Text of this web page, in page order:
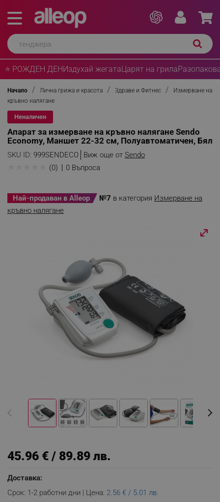
⭐ РОЖДЕН ДЕНИздухай жегатаЦарят на грила
Начало Лична грижа и красота Здраве и Фитнес
Измерване на
кръвно налягане
Неналичен
Апарат за измерване на кръвно налягане Sendo
Economy, Маншет 22-32 см, Полуавтоматичен, Бял
SKU ID: 999SENDECO Виж още от Sendo
(0) 0 Въпроса
Най-продаван в Alleop №7 в категория Измерване на
кръвно налягане
45.96 € / 89.89 лв.
Доставка:
Срок: 1-2 работни дни | Цена: 2.56 € / 5.01 лв.